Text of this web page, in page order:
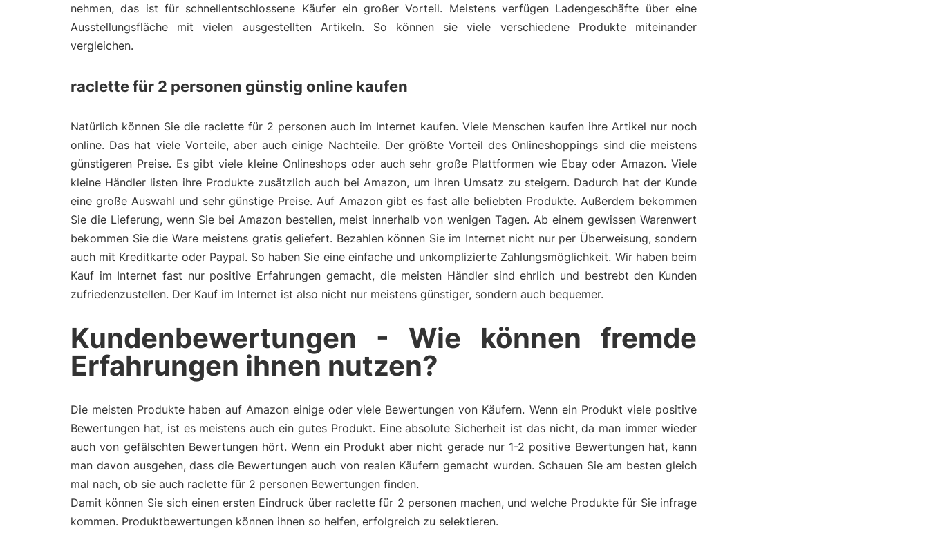
nehmen, das ist für schnellentschlossene Käufer ein großer Vorteil. Meistens verfügen Ladengeschäfte über eine
Ausstellungsfläche mit vielen ausgestellten Artikeln. So können sie viele verschiedene Produkte miteinander
vergleichen.
raclette für 2 personen günstig online kaufen
Natürlich können Sie die raclette für 2 personen auch im Internet kaufen. Viele Menschen kaufen ihre Artikel nur noch
online. Das hat viele Vorteile, aber auch einige Nachteile. Der größte Vorteil des Onlineshoppings sind die meistens
günstigeren Preise. Es gibt viele kleine Onlineshops oder auch sehr große Plattformen wie Ebay oder Amazon. Viele
kleine Händler listen ihre Produkte zusätzlich auch bei Amazon, um ihren Umsatz zu steigern. Dadurch hat der Kunde
eine große Auswahl und sehr günstige Preise. Auf Amazon gibt es fast alle beliebten Produkte. Außerdem bekommen
Sie die Lieferung, wenn Sie bei Amazon bestellen, meist innerhalb von wenigen Tagen. Ab einem gewissen Warenwert
bekommen Sie die Ware meistens gratis geliefert. Bezahlen können Sie im Internet nicht nur per Überweisung, sondern
auch mit Kreditkarte oder Paypal. So haben Sie eine einfache und unkomplizierte Zahlungsmöglichkeit. Wir haben beim
Kauf im Internet fast nur positive Erfahrungen gemacht, die meisten Händler sind ehrlich und bestrebt den Kunden
zufriedenzustellen. Der Kauf im Internet ist also nicht nur meistens günstiger, sondern auch bequemer.
Kundenbewertungen - Wie können fremde
Erfahrungen ihnen nutzen?
Die meisten Produkte haben auf Amazon einige oder viele Bewertungen von Käufern. Wenn ein Produkt viele positive
Bewertungen hat, ist es meistens auch ein gutes Produkt. Eine absolute Sicherheit ist das nicht, da man immer wieder
auch von gefälschten Bewertungen hört. Wenn ein Produkt aber nicht gerade nur 1-2 positive Bewertungen hat, kann
man davon ausgehen, dass die Bewertungen auch von realen Käufern gemacht wurden. Schauen Sie am besten gleich
mal nach, ob sie auch raclette für 2 personen Bewertungen finden.
Damit können Sie sich einen ersten Eindruck über raclette für 2 personen machen, und welche Produkte für Sie infrage
kommen. Produktbewertungen können ihnen so helfen, erfolgreich zu selektieren.